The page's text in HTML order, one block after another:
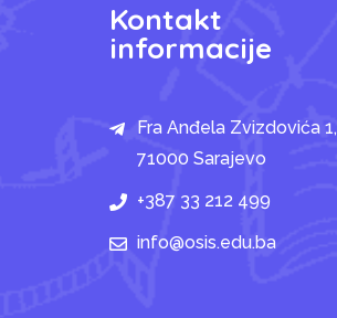
Kontakt
informacije
Fra Anđela Zvizdovića 1,
71000 Sarajevo
+387 33 212 499
info@osis.edu.ba